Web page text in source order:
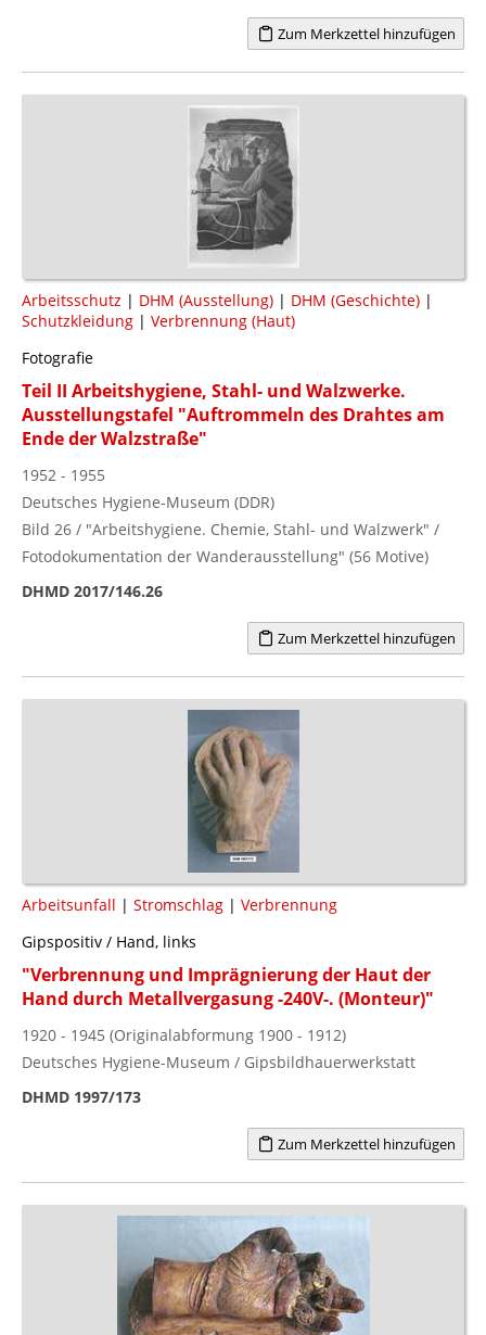
Zum Merkzettel hinzufügen
Arbeitsschutz | DHM (Ausstellung) | DHM (Geschichte) |
Schutzkleidung | Verbrennung (Haut)
Fotografie
Teil II Arbeitshygiene, Stahl- und Walzwerke.
Ausstellungstafel "Auftrommeln des Drahtes am
Ende der Walzstraße"
1952 - 1955
Deutsches Hygiene-Museum (DDR)
Bild 26 / "Arbeitshygiene. Chemie, Stahl- und Walzwerk" /
Fotodokumentation der Wanderausstellung" (56 Motive)
DHMD 2017/146.26
Zum Merkzettel hinzufügen
Arbeitsunfall | Stromschlag | Verbrennung
Gipspositiv / Hand, links
"Verbrennung und Imprägnierung der Haut der
Hand durch Metallvergasung -240V-. (Monteur)"
1920 - 1945 (Originalabformung 1900 - 1912)
Deutsches Hygiene-Museum / Gipsbildhauerwerkstatt
DHMD 1997/173
Zum Merkzettel hinzufügen